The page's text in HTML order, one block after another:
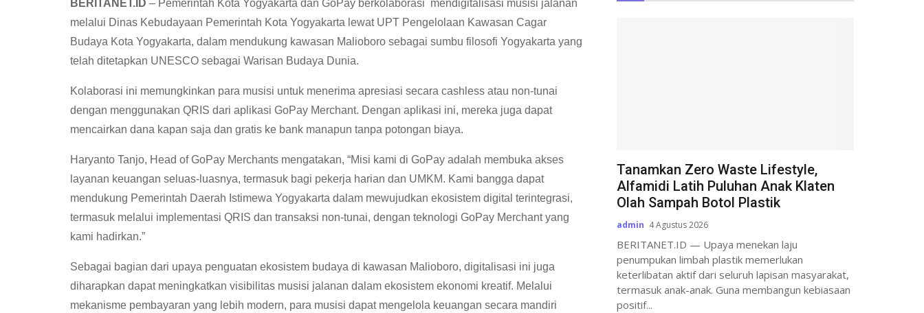
BERITANET.ID – Pemerintah Kota Yogyakarta dan GoPay berkolaborasi mendigitalisasi musisi jalanan
melalui Dinas Kebudayaan Pemerintah Kota Yogyakarta lewat UPT Pengelolaan Kawasan Cagar
Budaya Kota Yogyakarta, dalam mendukung kawasan Malioboro sebagai sumbu filosofi Yogyakarta yang
telah ditetapkan UNESCO sebagai Warisan Budaya Dunia.
Kolaborasi ini memungkinkan para musisi untuk menerima apresiasi secara cashless atau non-tunai
dengan menggunakan QRIS dari aplikasi GoPay Merchant. Dengan aplikasi ini, mereka juga dapat
mencairkan dana kapan saja dan gratis ke bank manapun tanpa potongan biaya.
Haryanto Tanjo, Head of GoPay Merchants mengatakan, “Misi kami di GoPay adalah membuka akses
layanan keuangan seluas-luasnya, termasuk bagi pekerja harian dan UMKM. Kami bangga dapat
mendukung Pemerintah Daerah Istimewa Yogyakarta dalam mewujudkan ekosistem digital terintegrasi,
termasuk melalui implementasi QRIS dan transaksi non-tunai, dengan teknologi GoPay Merchant yang
kami hadirkan.”
Sebagai bagian dari upaya penguatan ekosistem budaya di kawasan Malioboro, digitalisasi ini juga
diharapkan dapat meningkatkan visibilitas musisi jalanan dalam ekosistem ekonomi kreatif. Melalui
mekanisme pembayaran yang lebih modern, para musisi dapat mengelola keuangan secara mandiri
Tanamkan Zero Waste Lifestyle,
Alfamidi Latih Puluhan Anak Klaten
Olah Sampah Botol Plastik
admin 4 Agustus 2026
BERITANET.ID — Upaya menekan laju
penumpukan limbah plastik memerlukan
keterlibatan aktif dari seluruh lapisan masyarakat,
termasuk anak-anak. Guna membangun kebiasaan
positif...